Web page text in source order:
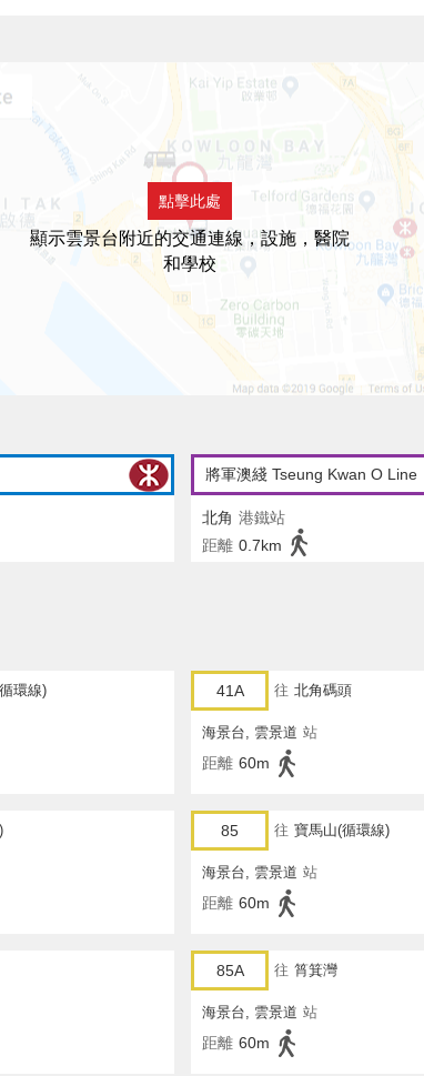
點擊此處
顯示雲景台附近的交通連線，設施，醫院
和學校
將軍澳綫 Tseung Kwan O Line
北角 港鐵站
距離 0.7km
環線) 41A 往 北角碼頭
海景台, 雲景道 站
距離 60m
85 往 寶馬山(循環線)
海景台, 雲景道 站
距離 60m
85A 往 筲箕灣
海景台, 雲景道 站
距離 60m